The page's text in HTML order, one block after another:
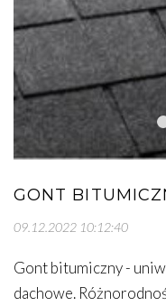
GONT
09.12.2022 10:12:40
Gont bitumiczny -
dachowe.